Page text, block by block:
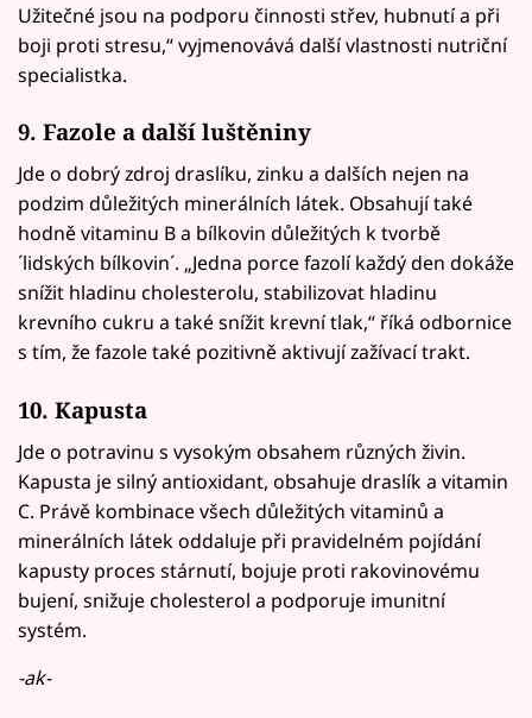
Užitečné jsou na podporu činnosti střev, hubnutí a při
boji proti stresu,“ vyjmenovává další vlastnosti nutriční
specialistka.
9. Fazole a další luštěniny
Jde o dobrý zdroj draslíku, zinku a dalších nejen na
podzim důležitých minerálních látek. Obsahují také
hodně vitaminu B a bílkovin důležitých k tvorbě
´lidských bílkovin´. „Jedna porce fazolí každý den dokáže
snížit hladinu cholesterolu, stabilizovat hladinu
krevního cukru a také snížit krevní tlak,“ říká odbornice
s tím, že fazole také pozitivně aktivují zažívací trakt.
10. Kapusta
Jde o potravinu s vysokým obsahem různých živin.
Kapusta je silný antioxidant, obsahuje draslík a vitamin
C. Právě kombinace všech důležitých vitaminů a
minerálních látek oddaluje při pravidelném pojídání
kapusty proces stárnutí, bojuje proti rakovinovému
bujení, snižuje cholesterol a podporuje imunitní
systém.
-ak-